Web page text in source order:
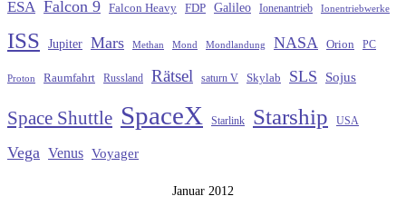
ESA Falcon 9 Falcon Heavy FDP Galileo Ionenantrieb Ionentriebwerke
ISS Jupiter Mars Methan Mond Mondlandung NASA Orion PC
Proton Raumfahrt Russland Rätsel saturn V Skylab SLS Sojus
Space Shuttle SpaceX Starlink Starship USA
Vega Venus Voyager
Januar 2012